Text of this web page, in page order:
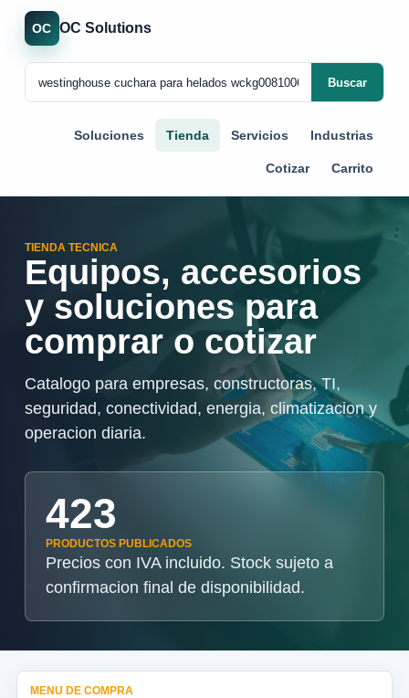
OC OC Solutions
Buscar
Soluciones Tienda Servicios Industrias
Cotizar Carrito
TIENDA TECNICA
Equipos, accesorios
y soluciones para
comprar o cotizar
Catalogo para empresas, constructoras, TI,
seguridad, conectividad, energia, climatizacion y
operacion diaria.
423
PRODUCTOS PUBLICADOS
Precios con IVA incluido. Stock sujeto a
confirmacion final de disponibilidad.
MENU DE COMPRA